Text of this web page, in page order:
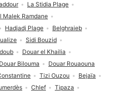
Tizi Ouzou
Bejaïa
Chlef
Tipaza
La Stidia Plage
Malek Ramdane
Hadjadj Plage
Belghraieb
Sidi Bouzid
Douar el Khailia
Douar Bilouma Douar Rouaouna